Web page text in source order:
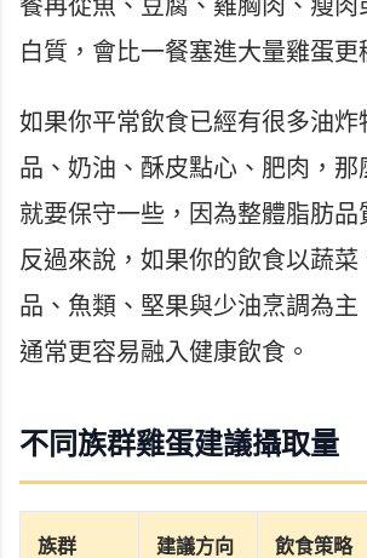
餐再從魚、豆腐、雞胸肉、瘦肉
白質，會比一餐塞進大量雞蛋更
如果你平常飲食已經有很多油炸
品、奶油、酥皮點心、肥肉，那
就要保守一些，因為整體脂肪品
反過來說，如果你的飲食以蔬菜
品、魚類、堅果與少油烹調為主
通常更容易融入健康飲食。
不同族群雞蛋建議攝取量
族群 建議方向 飲食策略